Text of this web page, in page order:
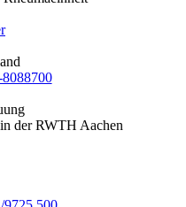
der RWTH Aachen